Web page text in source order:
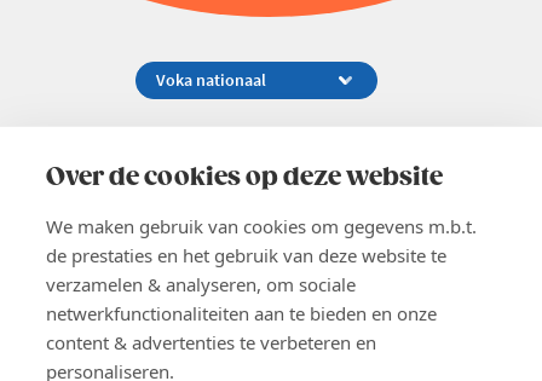
Over de cookies op deze website
We maken gebruik van cookies om gegevens m.b.t.
de prestaties en het gebruik van deze website te
verzamelen & analyseren, om sociale
netwerkfunctionaliteiten aan te bieden en onze
content & advertenties te verbeteren en
personaliseren.
02 229 81 11
EN